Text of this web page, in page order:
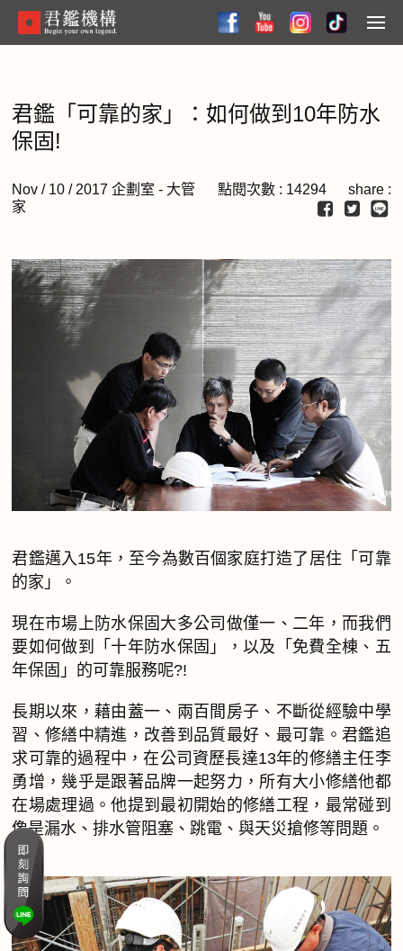
Skip
main
Menu
君鑑「可靠的家」：如何做到10年防水
保固!
Nov / 10 / 2017 企劃室 - 大管
家
點閱次數 : 14294 share :
君鑑邁入15年，至今為數百個家庭打造了居住「可靠
的家」。
現在市場上防水保固大多公司做僅一、二年，而我們
要如何做到「十年防水保固」，以及「免費全棟、五
年保固」的可靠服務呢?!
長期以來，藉由蓋一、兩百間房子、不斷從經驗中學
習、修繕中精進，改善到品質最好、最可靠。君鑑追
求可靠的過程中，在公司資歷長達13年的修繕主任李
勇增，幾乎是跟著品牌一起努力，所有大小修繕他都
在場處理過。他提到最初開始的修繕工程，最常碰到
像是漏水、排水管阻塞、跳電、與天災搶修等問題。